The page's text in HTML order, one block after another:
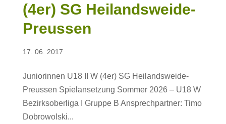
(4er) SG Heilandsweide-
Preussen
17. 06. 2017
Juniorinnen U18 II W (4er) SG Heilandsweide-
Preussen Spielansetzung Sommer 2026 – U18 W
Bezirksoberliga I Gruppe B Ansprechpartner: Timo
Dobrowolski...